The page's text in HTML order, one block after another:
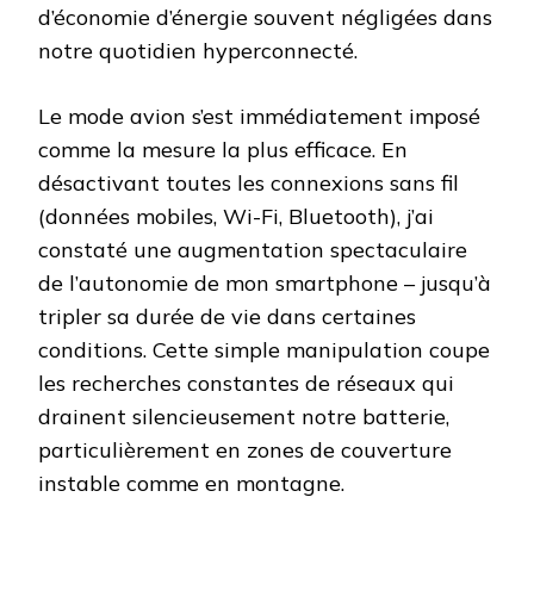
d’économie d’énergie souvent négligées dans
notre quotidien hyperconnecté.
Le mode avion s’est immédiatement imposé
comme la mesure la plus efficace. En
désactivant toutes les connexions sans fil
(données mobiles, Wi-Fi, Bluetooth), j’ai
constaté une augmentation spectaculaire
de l’autonomie de mon smartphone – jusqu’à
tripler sa durée de vie dans certaines
conditions. Cette simple manipulation coupe
les recherches constantes de réseaux qui
drainent silencieusement notre batterie,
particulièrement en zones de couverture
instable comme en montagne.